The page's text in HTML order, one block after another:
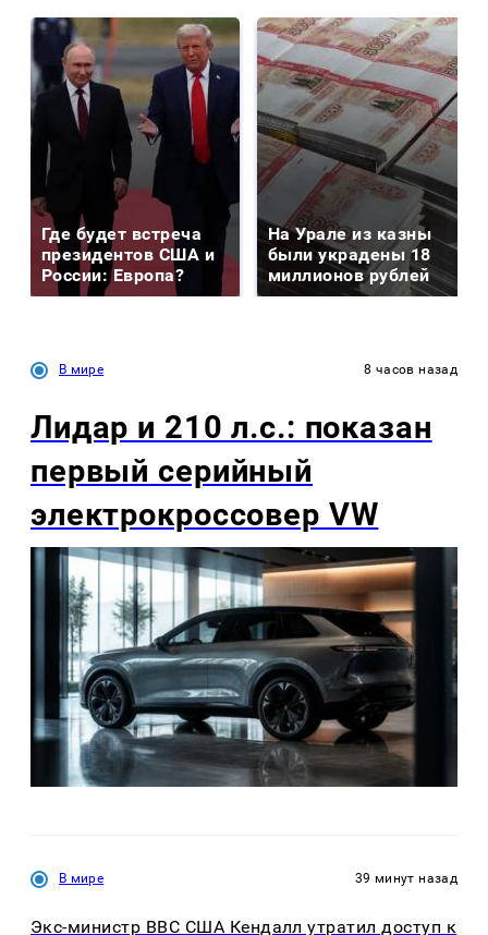
Где будет встреча
президентов США и
России: Европа?
На Урале из казны
были украдены 18
миллионов рублей
В мире 8 часов назад
Лидар и 210 л.с.: показан
первый серийный
электрокроссовер VW
В мире 39 минут назад
Экс-министр ВВС США Кендалл утратил доступ к